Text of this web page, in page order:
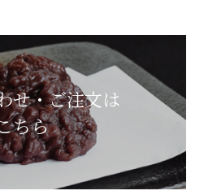
せ・ご注文は
ちら